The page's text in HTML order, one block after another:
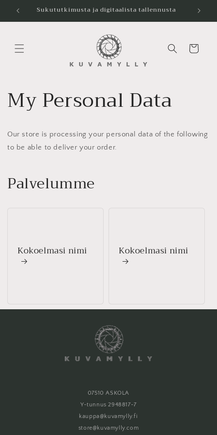
siirry
Sukututkimusta ja digitaalista tallennusta
Ostoskori
My Personal Data
Our store is processing your personal data of the following
to be able to deliver your order.
Palvelumme
Kokoelmasi nimi Kokoelmasi nimi
07510 ASKOLA
Y-tunnus 2948817-7
kauppa@kuvamylly.fi
store@kuvamylly.com